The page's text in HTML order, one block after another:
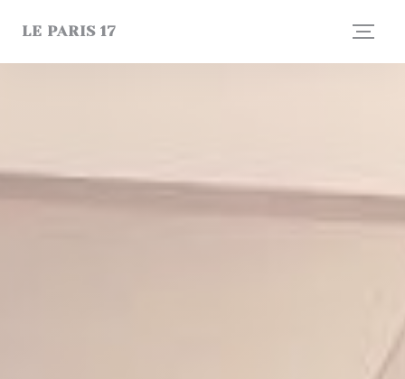
LE PARIS 17